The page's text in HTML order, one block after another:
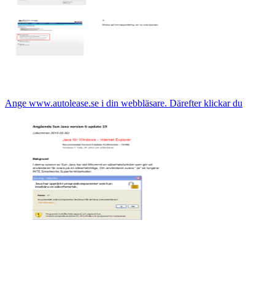
Ange www.autolease.se i din webbläsare. Därefter klickar du